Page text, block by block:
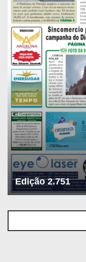
Edição 2.751